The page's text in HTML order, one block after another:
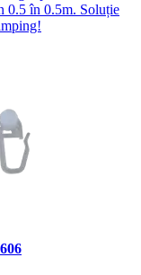
0.5 în 0.5m. Soluție